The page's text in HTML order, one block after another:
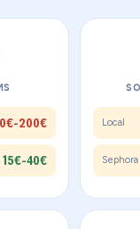
200€
15€-40€
Local
Sephora